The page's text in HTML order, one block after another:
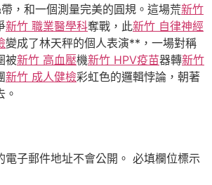
，和一個測量完美的圓規。這場荒新竹
新竹 職業醫學科奪戰，此新竹 自律神經
變成了林天秤的個人表演**，一場對稱
被新竹 高血壓機新竹 HPV疫苗器轉新竹
新竹 成人健檢彩虹色的邏輯悖論，朝著
。
子郵件地址不會公開。 必填欄位標示